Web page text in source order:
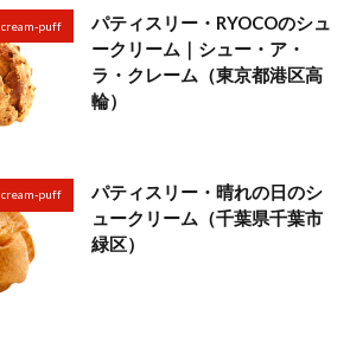
cream-puff
パティスリー・RYOCOのシュ
ークリーム｜シュー・ア・
ラ・クレーム（東京都港区高
輪）
cream-puff
パティスリー・晴れの日のシ
ュークリーム（千葉県千葉市
緑区）